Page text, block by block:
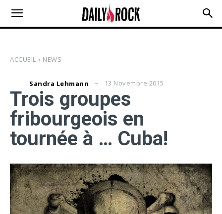
ACCUEIL NEWS
Sandra Lehmann 13 Novembre 2015
Trois groupes
fribourgeois en
tournée à … Cuba!